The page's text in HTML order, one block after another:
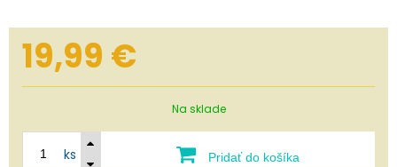
19,99 €
Na sklade
ks Pridať do košíka